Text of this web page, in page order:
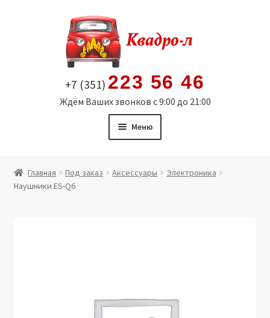
содержимому
+7 (351) 223 56 46
Ждём Ваших звонков с 9:00 до 21:00
Меню
Витрина
Главная Под заказ Аксессуары
Электроника
Наушники ES-Q6